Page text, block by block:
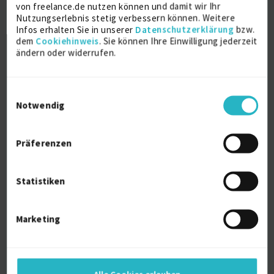
von freelance.de nutzen können und damit wir Ihr
Nutzungserlebnis stetig verbessern können. Weitere
Infos erhalten Sie in unserer Datenschutzerklärung bzw.
dem Cookiehinweis. Sie können Ihre Einwilligung jederzeit
ändern oder widerrufen.
Notwendig
Präferenzen
Statistiken
Marketing
2023
Ganzheitliche Gesundheits- und
Ernährungsberaterin
Ausbildung
Europäische Betriebswirtschaftslehre
Hamburg